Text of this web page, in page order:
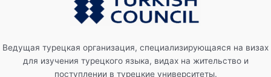
Ведущая турецкая организация, специализирующаяся на визах
для изучения турецкого языка, видах на жительство и
поступлении в турецкие университеты.